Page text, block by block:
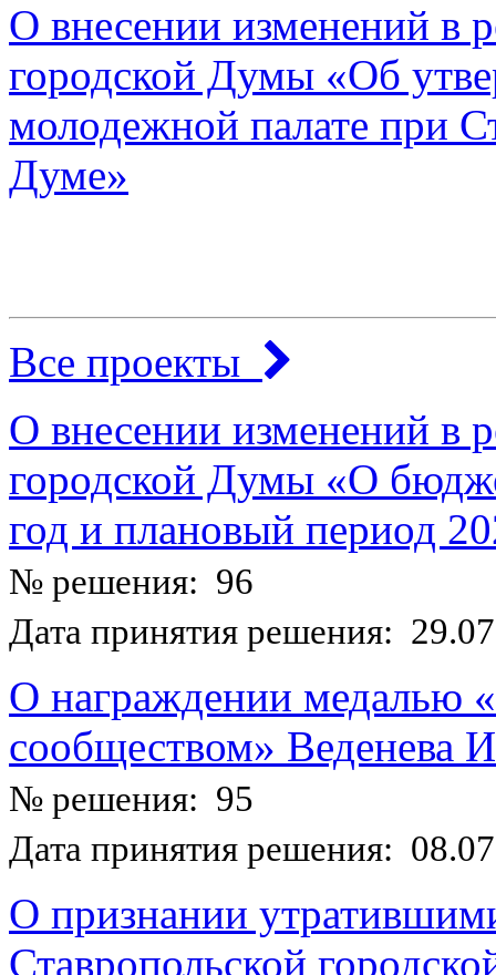
О внесении изменений в
городской Думы «Об
молодежной палате при
Думе»
Все проекты
О внесении изменений в
городской Думы «О
год и плановый период
№ решения: 96
Дата принятия решения:
О награждении медалью
сообществом» Веденева
№ решения: 95
Дата принятия решения:
О признании
Ставропольской